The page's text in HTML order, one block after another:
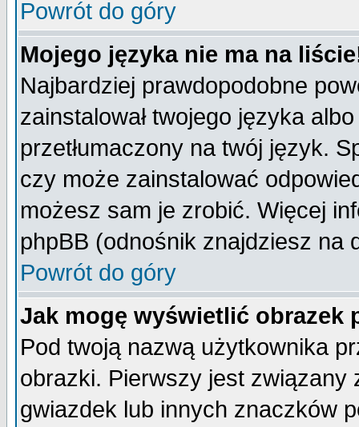
Powrót do góry
Mojego języka nie ma na
Najbardziej prawdopodobne
zainstalował twojego języka
przetłumaczony na twój język.
czy może zainstalować
możesz sam je zrobić. Więcej
phpBB (odnośnik znajdziesz na
Powrót do góry
Jak mogę wyświetlić obrazek
Pod twoją nazwą użytkownika
obrazki. Pierwszy jest
gwiazdek lub innych znaczków